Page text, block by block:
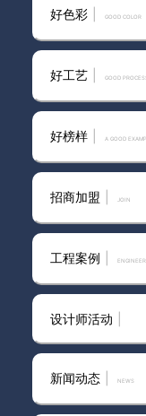
好色彩 GOOD COLOR
好工艺 GOOD
好榜样 A GOOD
招商加盟 join
工程案例
设计师活动
新闻动态 news